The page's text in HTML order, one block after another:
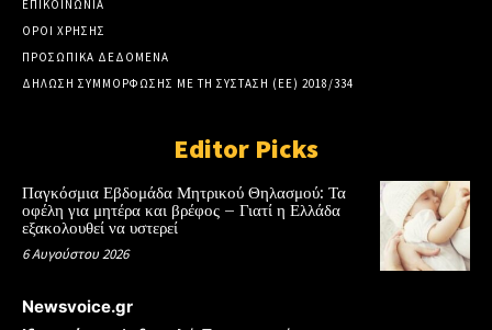
ΕΠΙΚΟΙΝΩΝΙΑ
ΟΡΟΙ ΧΡΗΣΗΣ
ΠΡΟΣΩΠΙΚΑ ΔΕΔΟΜΕΝΑ
ΔΗΛΩΣΗ ΣΥΜΜΟΡΦΩΣΗΣ ΜΕ ΤΗ ΣΥΣΤΑΣΗ (ΕΕ) 2018/334
Editor Picks
Παγκόσμια Εβδομάδα Μητρικού Θηλασμού: Τα
οφέλη για μητέρα και βρέφος – Γιατί η Ελλάδα
εξακολουθεί να υστερεί
6 Αυγούστου 2026
Newsvoice.gr